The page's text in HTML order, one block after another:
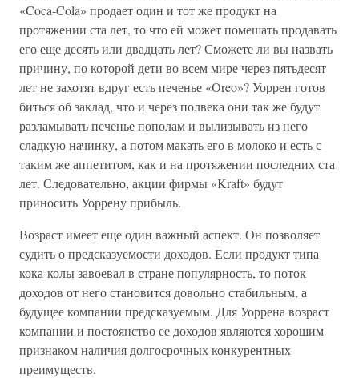
«Coca-Cola» продает один и тот же продукт на
протяжении ста лет, то что ей может помешать продавать
его еще десять или двадцать лет? Сможете ли вы назвать
причину, по которой дети во всем мире через пятьдесят
лет не захотят вдруг есть печенье «Oreo»? Уоррен готов
биться об заклад, что и через полвека они так же будут
разламывать печенье пополам и вылизывать из него
сладкую начинку, а потом макать его в молоко и есть с
таким же аппетитом, как и на протяжении последних ста
лет. Следовательно, акции фирмы «Kraft» будут
приносить Уоррену прибыль.
Возраст имеет еще один важный аспект. Он позволяет
судить о предсказуемости доходов. Если продукт типа
кока-колы завоевал в стране популярность, то поток
доходов от него становится довольно стабильным, а
будущее компании предсказуемым. Для Уоррена возраст
компании и постоянство ее доходов являются хорошим
признаком наличия долгосрочных конкурентных
преимуществ.